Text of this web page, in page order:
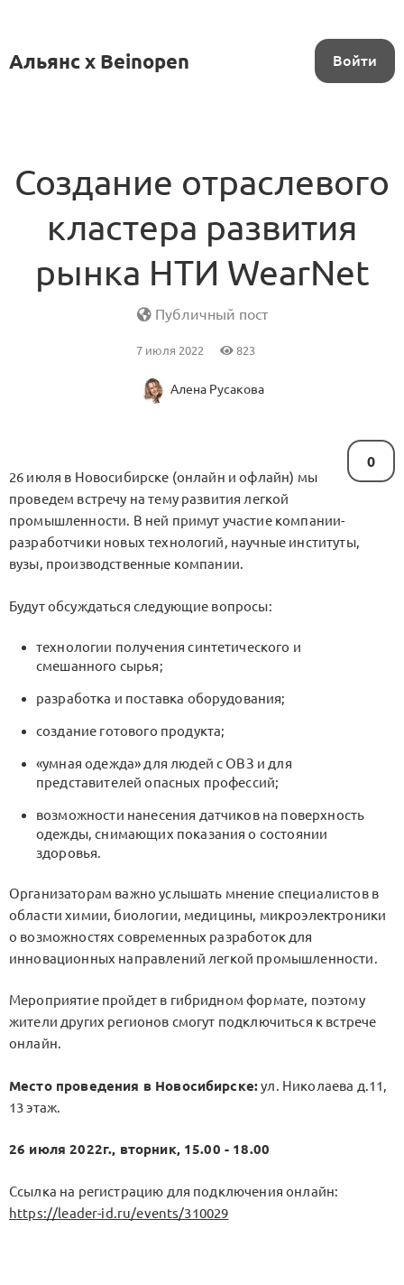
Альянс x Beinopen Войти
Создание отраслевого
кластера развития
рынка НТИ WearNet
Публичный пост
7 июля 2022 823
Алена Русакова
0
26 июля в Новосибирске (онлайн и офлайн) мы
проведем встречу на тему развития легкой
промышленности. В ней примут участие компании-
разработчики новых технологий, научные институты,
вузы, производственные компании.
Будут обсуждаться следующие вопросы:
технологии получения синтетического и
смешанного сырья;
разработка и поставка оборудования;
создание готового продукта;
«умная одежда» для людей с ОВЗ и для
представителей опасных профессий;
возможности нанесения датчиков на поверхность
одежды, снимающих показания о состоянии
здоровья.
Организаторам важно услышать мнение специалистов в
области химии, биологии, медицины, микроэлектроники
о возможностях современных разработок для
инновационных направлений легкой промышленности.
Мероприятие пройдет в гибридном формате, поэтому
жители других регионов смогут подключиться к встрече
онлайн.
Место проведения в Новосибирске:ул. Николаева д.11,
13 этаж.
26 июля 2022г., вторник, 15.00 - 18.00
Ссылка на регистрацию для подключения онлайн:
https://leader-id.ru/events/310029